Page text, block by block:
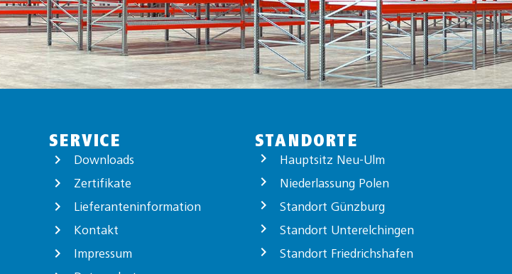
SERVICE
Downloads
Zertifikate
Lieferanteninformation
Kontakt
Impressum
STANDORTE
Hauptsitz Neu-Ulm
Niederlassung Polen
Standort Günzburg
Standort Unterelchingen
Standort Friedrichshafen